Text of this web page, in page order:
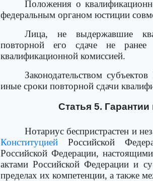
Положения о
федеральным органом юстиции
Лица, не выдержавшие
повторной его сдаче не
квалификационной комиссией.
Законодательством
иные сроки повторной сдачи
Статья 5.
Нотариус беспристрастен и
Конституцией Российской
Российской Федерации,
актами Российской Федерации и
пределах их компетенции, а также